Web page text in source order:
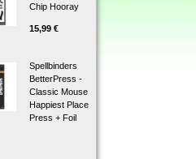
Chip Hooray
15,99 €
Spellbinders
BetterPress -
Classic Mouse
Happiest Place
Press + Foil